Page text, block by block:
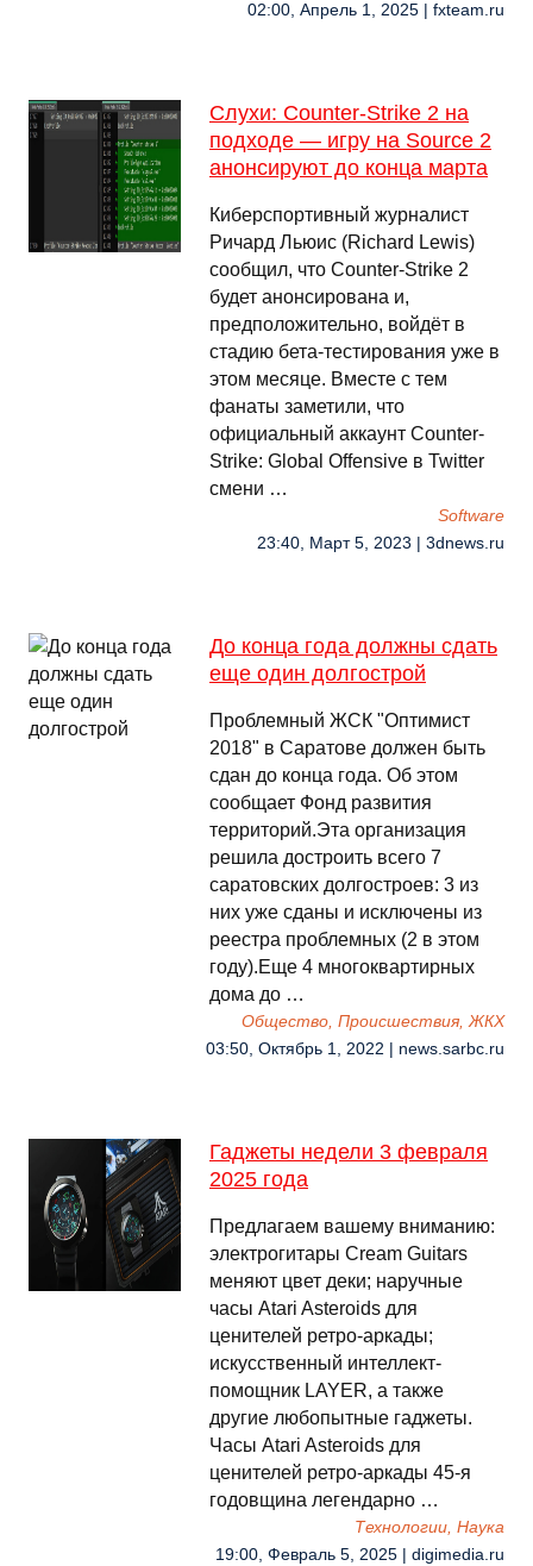
02:00, Апрель 1, 2025 | fxteam.ru
Слухи: Counter-Strike 2 на
подходе — игру на Source 2
анонсируют до конца марта
Киберспортивный журналист
Ричард Льюис (Richard Lewis)
сообщил, что Counter-Strike 2
будет анонсирована и,
предположительно, войдёт в
стадию бета-тестирования уже в
этом месяце. Вместе с тем
фанаты заметили, что
официальный аккаунт Counter-
Strike: Global Offensive в Twitter
смени …
Software
23:40, Март 5, 2023 | 3dnews.ru
До конца года должны сдать
еще один долгострой
Проблемный ЖСК "Оптимист
2018" в Саратове должен быть
сдан до конца года. Об этом
сообщает Фонд развития
территорий.Эта организация
решила достроить всего 7
саратовских долгостроев: 3 из
них уже сданы и исключены из
реестра проблемных (2 в этом
году).Еще 4 многоквартирных
дома до …
Общество, Происшествия, ЖКХ
03:50, Октябрь 1, 2022 | news.sarbc.ru
Гаджеты недели 3 февраля
2025 года
Предлагаем вашему вниманию:
электрогитары Cream Guitars
меняют цвет деки; наручные
часы Atari Asteroids для
ценителей ретро-аркады;
искусственный интеллект-
помощник LAYER, а также
другие любопытные гаджеты.
Часы Atari Asteroids для
ценителей ретро-аркады 45-я
годовщина легендарно …
Технологии, Наука
19:00, Февраль 5, 2025 | digimedia.ru